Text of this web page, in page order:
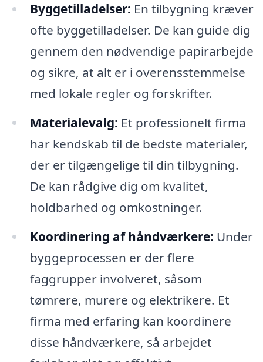
Byggetilladelser: En tilbygning kræver
ofte byggetilladelser. De kan guide dig
gennem den nødvendige papirarbejde
og sikre, at alt er i overensstemmelse
med lokale regler og forskrifter.
Materialevalg: Et professionelt firma
har kendskab til de bedste materialer,
der er tilgængelige til din tilbygning.
De kan rådgive dig om kvalitet,
holdbarhed og omkostninger.
Koordinering af håndværkere: Under
byggeprocessen er der flere
faggrupper involveret, såsom
tømrere, murere og elektrikere. Et
firma med erfaring kan koordinere
disse håndværkere, så arbejdet